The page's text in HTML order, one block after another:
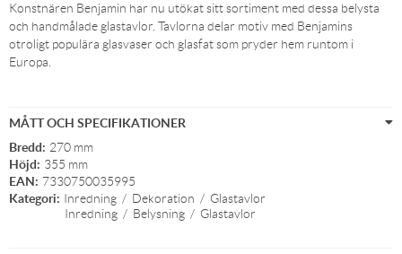
Konstnären Benjamin har nu utökat sitt sortiment med dessa belysta
och handmålade glastavlor. Tavlorna delar motiv med Benjamins
otroligt populära glasvaser och glasfat som pryder hem runtom i
Europa.
MÅTT OCH SPECIFIKATIONER
Bredd: 270 mm
Höjd: 355 mm
EAN: 7330750035995
Kategori: Inredning / Dekoration / Glastavlor
Inredning / Belysning / Glastavlor